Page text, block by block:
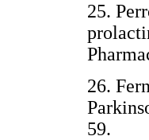
25.
26.
59.